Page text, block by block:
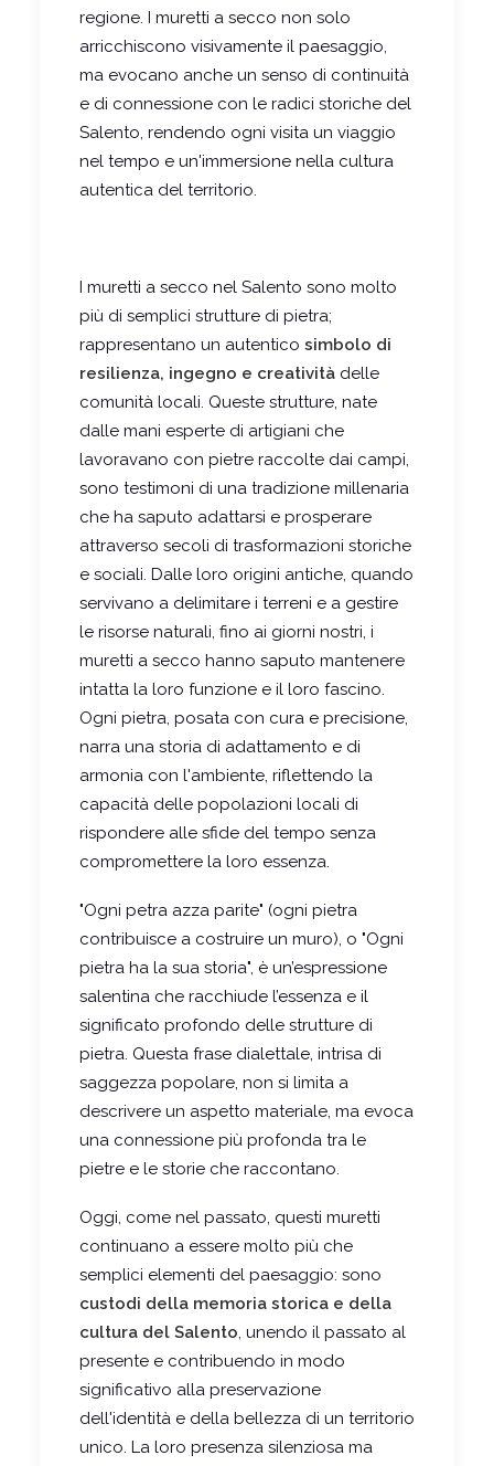
regione. I muretti a secco non solo
arricchiscono visivamente il paesaggio,
ma evocano anche un senso di continuità
e di connessione con le radici storiche del
Salento, rendendo ogni visita un viaggio
nel tempo e un'immersione nella cultura
autentica del territorio.
I muretti a secco nel Salento sono molto
più di semplici strutture di pietra;
rappresentano un autentico simbolo di
resilienza, ingegno e creatività delle
comunità locali. Queste strutture, nate
dalle mani esperte di artigiani che
lavoravano con pietre raccolte dai campi,
sono testimoni di una tradizione millenaria
che ha saputo adattarsi e prosperare
attraverso secoli di trasformazioni storiche
e sociali. Dalle loro origini antiche, quando
servivano a delimitare i terreni e a gestire
le risorse naturali, fino ai giorni nostri, i
muretti a secco hanno saputo mantenere
intatta la loro funzione e il loro fascino.
Ogni pietra, posata con cura e precisione,
narra una storia di adattamento e di
armonia con l'ambiente, riflettendo la
capacità delle popolazioni locali di
rispondere alle sfide del tempo senza
compromettere la loro essenza.
"Ogni petra azza parite" (ogni pietra
contribuisce a costruire un muro), o "Ogni
pietra ha la sua storia", è un’espressione
salentina che racchiude l’essenza e il
significato profondo delle strutture di
pietra. Questa frase dialettale, intrisa di
saggezza popolare, non si limita a
descrivere un aspetto materiale, ma evoca
una connessione più profonda tra le
pietre e le storie che raccontano.
Oggi, come nel passato, questi muretti
continuano a essere molto più che
semplici elementi del paesaggio: sono
custodi della memoria storica e della
cultura del Salento, unendo il passato al
presente e contribuendo in modo
significativo alla preservazione
dell'identità e della bellezza di un territorio
unico. La loro presenza silenziosa ma